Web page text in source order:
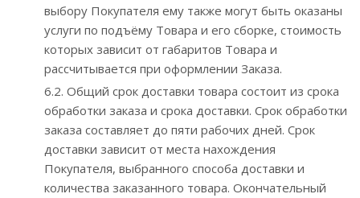
выбору Покупателя ему также могут быть оказаны
услуги по подъёму Товара и его сборке, стоимость
которых зависит от габаритов Товара и
рассчитывается при оформлении Заказа.
6.2. Общий срок доставки товара состоит из срока
обработки заказа и срока доставки. Срок обработки
заказа составляет до пяти рабочих дней. Срок
доставки зависит от места нахождения
Покупателя, выбранного способа доставки и
количества заказанного товара. Окончательный